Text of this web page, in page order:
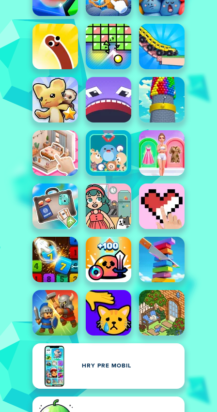
HRY PRE MOBIL